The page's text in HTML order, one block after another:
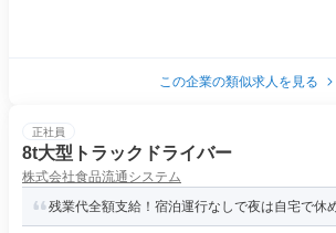
この企業の類似求人を見る
正社員
8t大型トラックドライバー
株式会社食品流通システム
残業代全額支給！宿泊運行なしで夜は自宅で休